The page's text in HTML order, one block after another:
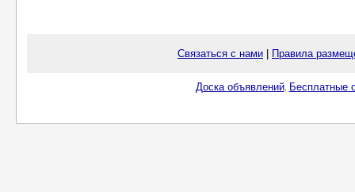
Связаться с нами Правила
Доска объявлений. Бесплатные